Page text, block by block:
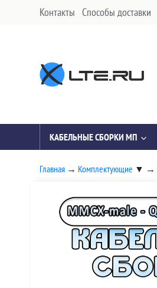
Контакты Способы доставки
КАБЕЛЬНЫЕ СБОРКИ МП
Главная → Комплектующие ▼ →